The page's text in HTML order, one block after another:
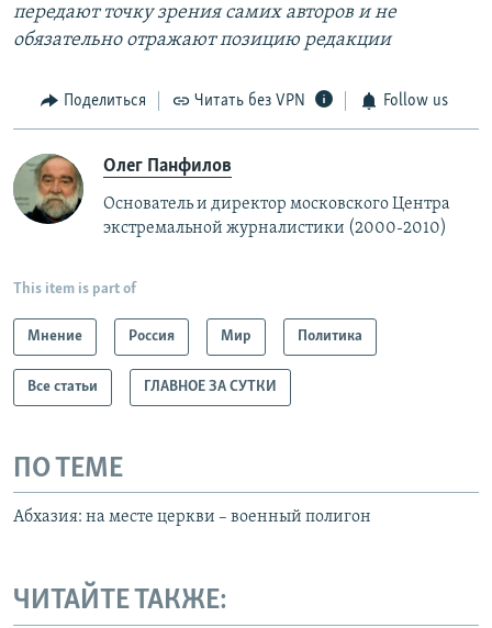
передают точку зрения самих авторов и не
обязательно отражают позицию редакции
Поделиться Читать без VPN Follow us
Олег Панфилов
Основатель и директор московского Центра
экстремальной журналистики (2000-2010)
This item is part of
Мнение Россия Мир Политика
Все статьи ГЛАВНОЕ ЗА СУТКИ
ПО ТЕМЕ
Абхазия: на месте церкви – военный полигон
ЧИТАЙТЕ ТАКЖЕ: